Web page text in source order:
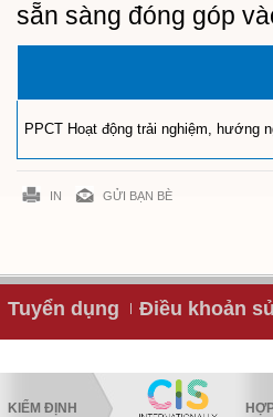
sẵn sàng đóng góp
PPCT Hoạt động trải nghiệm, hướng
IN GỬI BẠN BÈ
Tuyển dụng Điều khoản
KIỂM ĐỊNH